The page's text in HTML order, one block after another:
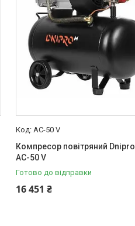
AC-50 V
Компресор повітряний
AC-50 V
Готово до відправки
16 451 ₴